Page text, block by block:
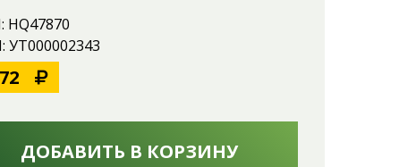
HQ47870
УТ000002343
ДОБАВИТЬ В КОРЗИНУ